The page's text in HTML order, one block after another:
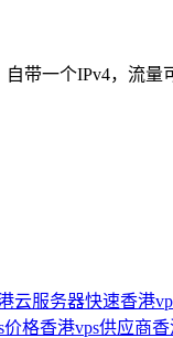
带一个IPv4，流量
云服务器快速香港
价格香港vps供应商香